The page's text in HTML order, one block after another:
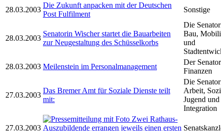
28.03.2003
Die Zukunft anpacken mit der Deutschen
Post Fulfilment
Sonstige
28.03.2003
Senatorin Wischer startet die Bauarbeiten
zur Neugestaltung des Schüsselkorbs
Die
Bau,
und
28.03.2003 Meilenstein im Personalmanagement
Der
Finanzen
27.03.2003
Das Bremer Amt für Soziale Dienste teilt
mit:
Die
Arbeit,
Jugend und
Integration
27.03.2003
Zwei Rathaus-
Auszubildende errangen jeweils einen ersten